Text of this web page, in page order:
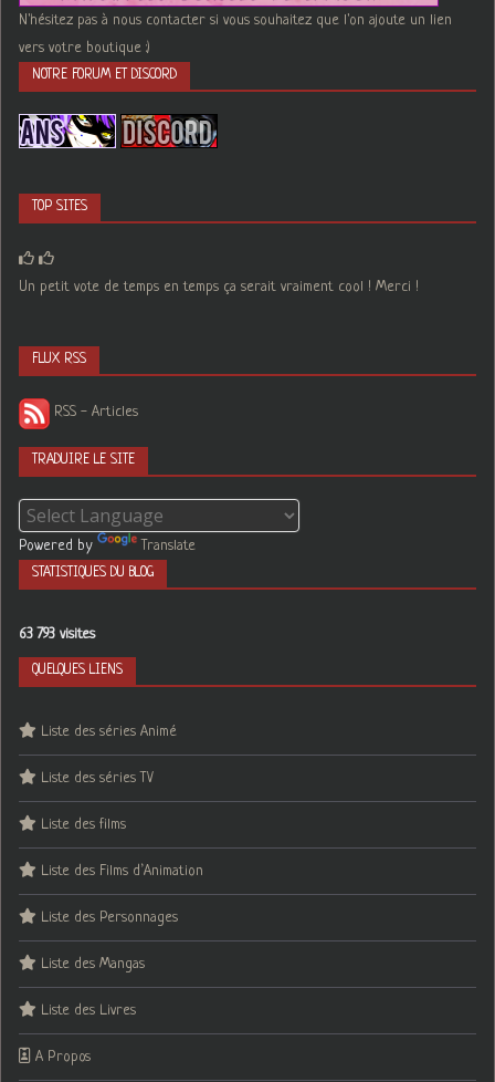
N'hésitez pas à nous contacter si vous souhaitez que l'on ajoute un lien
vers votre boutique :)
NOTRE FORUM ET DISCORD
TOP SITES
Un petit vote de temps en temps ça serait vraiment cool ! Merci !
FLUX RSS
RSS - Articles
TRADUIRE LE SITE
Powered by Translate
STATISTIQUES DU BLOG
63 793 visites
QUELQUES LIENS
Liste des séries Animé
Liste des séries TV
Liste des films
Liste des Films d’Animation
Liste des Personnages
Liste des Mangas
Liste des Livres
A Propos